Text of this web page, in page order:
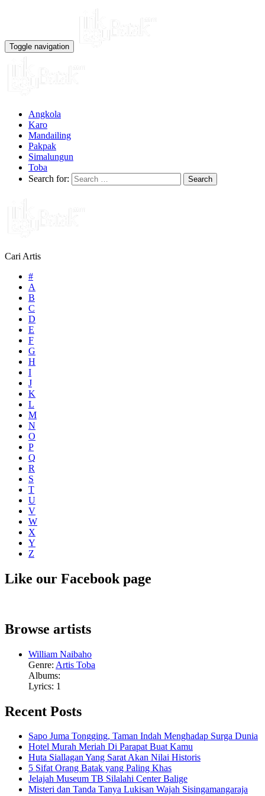
Toggle navigation
Angkola
Karo
Mandailing
Pakpak
Simalungun
Toba
Search for:
Cari Artis
#
A
B
C
D
E
F
G
H
I
J
K
L
M
N
O
P
Q
R
S
T
U
V
W
X
Y
Z
Like our Facebook page
Browse artists
William Naibaho
Genre: Artis Toba
Albums:
Lyrics: 1
Recent Posts
Sapo Juma Tongging, Taman Indah Menghadap Surga Dunia
Hotel Murah Meriah Di Parapat Buat Kamu
Huta Siallagan Yang Sarat Akan Nilai Historis
5 Sifat Orang Batak yang Paling Khas
Jelajah Museum TB Silalahi Center Balige
Misteri dan Tanda Tanya Lukisan Wajah Sisingamangaraja